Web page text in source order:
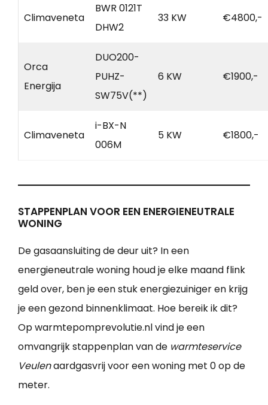
Climaveneta
BWR 0121T
DHW2
33 KW €4800,-
Orca
Energija
DUO200-
PUHZ-
SW75V(**)
6 KW €1900,-
Climaveneta
i-BX-N
006M
5 KW €1800,-
STAPPENPLAN VOOR EEN ENERGIENEUTRALE
WONING
De gasaansluiting de deur uit? In een
energieneutrale woning houd je elke maand flink
geld over, ben je een stuk energiezuiniger en krijg
je een gezond binnenklimaat. Hoe bereik ik dit?
Op warmtepomprevolutie.nl vind je een
omvangrijk stappenplan van de warmteservice
Veulenaardgasvrij voor een woning met 0 op de
meter.